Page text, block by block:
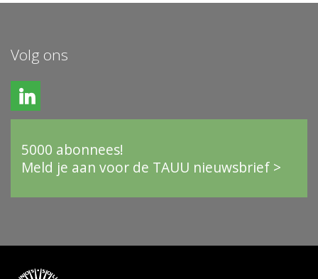
Volg ons
5000 abonnees!
Meld je aan voor de TAUU nieuwsbrief >